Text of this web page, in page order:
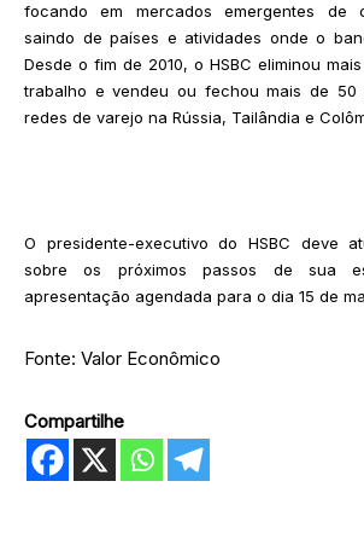
focando em mercados emergentes de
saindo de países e atividades onde o
Desde o fim de 2010, o HSBC eliminou
trabalho e vendeu ou fechou mais de 50
redes de varejo na Rússia, Tailândia e
O presidente-executivo do HSBC deve
sobre os próximos passos de sua
apresentação agendada para o dia 15 de
Fonte: Valor Econômico
Compartilhe